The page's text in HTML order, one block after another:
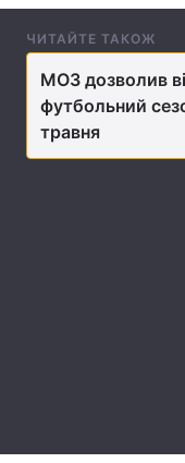
Зброя
Здоров'я
ЧИТАЙТЕ ТАКОЖ
МОЗ дозволив
футбольний
травня